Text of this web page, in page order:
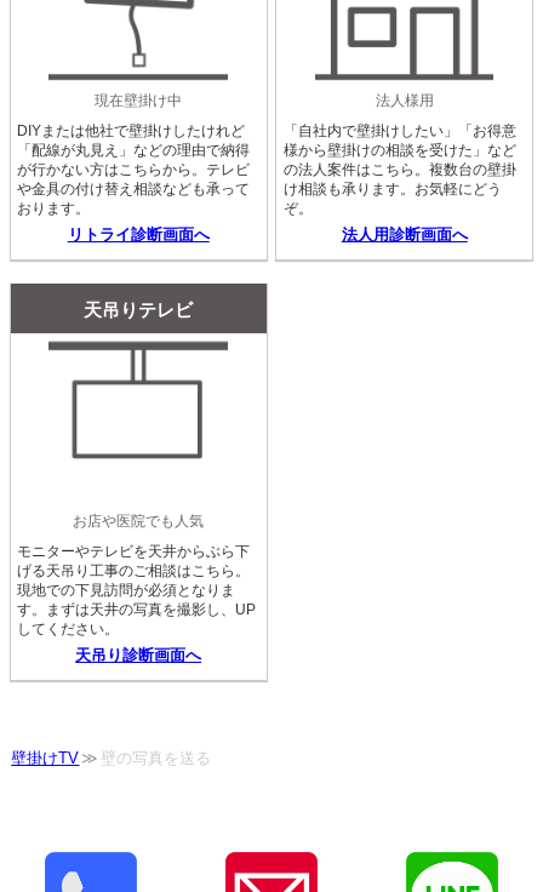
現在壁掛け中
DIYまたは他社で壁掛けしたけれど
「配線が丸見え」などの理由で納得
が行かない方はこちらから。テレビ
や金具の付け替え相談なども承って
おります。
リトライ診断画面へ
法人様用
「自社内で壁掛けしたい」「お得意
様から壁掛けの相談を受けた」など
の法人案件はこちら。複数台の壁掛
け相談も承ります。お気軽にどう
ぞ。
法人用診断画面へ
天吊りテレビ
お店や医院でも人気
モニターやテレビを天井からぶら下
げる天吊り工事のご相談はこちら。
現地での下見訪問が必須となりま
す。まずは天井の写真を撮影し、UP
してください。
天吊り診断画面へ
壁掛けTV 壁の写真を送る